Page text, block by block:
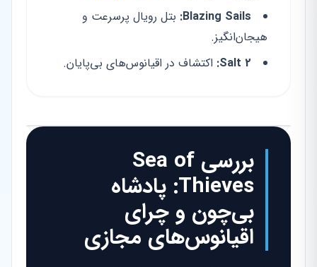
Blazing Sails: بتل رویال پرسرعت و
هیجان‌انگیز.
Salt 2: اکتشاف در اقیانوس‌های بی‌پایان.
بررسی Sea of
Thieves: پادشاه
بی‌چون و چرای
اقیانوس‌های مجازی